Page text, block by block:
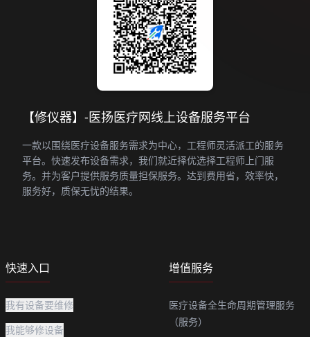
【修仪器】-医扬医疗网线上设备服务平台
一款以围绕医疗设备服务需求为中心，工程师灵活派工的服务
平台。快速发布设备需求，我们就近择优选择工程师上门服
务。并为客户提供服务质量担保服务。达到费用省，效率快，
服务好，质保无忧的结果。
快速入口
我有设备要维修
我能够修设备
增值服务
医疗设备全生命周期管理服务
（服务）